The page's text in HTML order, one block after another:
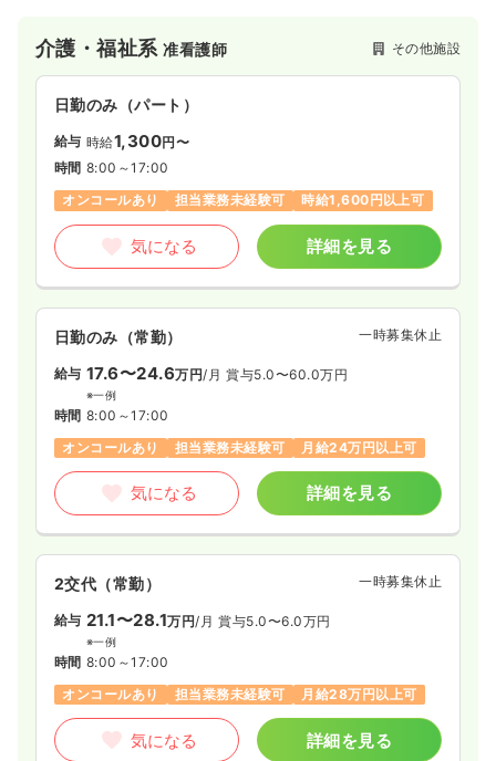
ています。
介護・福祉系准看護師 その他施設
日勤のみ（パート）
給与 時給1,300円〜
時間 8:00～17:00
オンコールあり
担当業務未経験可 時給1,600円以上可
気になる 詳細を見る
日勤のみ（常勤） 一時募集休止
給与 17.6〜24.6万円/月 賞与5.0〜60.0万円
※一例
時間 8:00～17:00
オンコールあり
担当業務未経験可 月給24万円以上可
気になる 詳細を見る
2交代（常勤） 一時募集休止
給与 21.1〜28.1万円/月 賞与5.0〜6.0万円
※一例
時間 8:00～17:00
オンコールあり
担当業務未経験可 月給28万円以上可
気になる 詳細を見る